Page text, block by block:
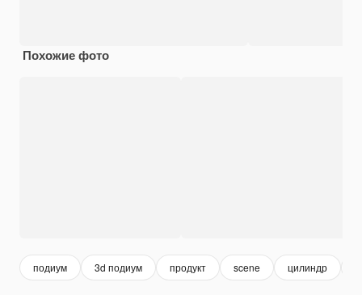
Похожие фото
подиум 3d подиум продукт scene цилиндр